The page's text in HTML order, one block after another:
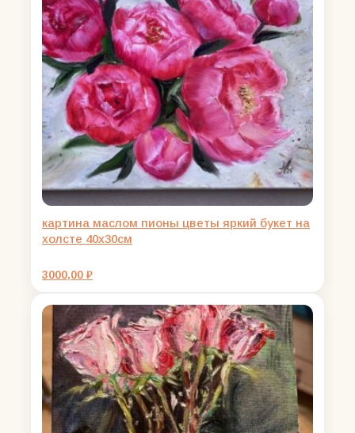
картина маслом пионы цветы яркий букет на
холсте 40х30см
3000,00 ₽